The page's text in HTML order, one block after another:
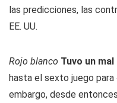
las predicciones, las
EE. UU.
Rojo blanco Tuvo un
hasta el sexto juego para
embargo, desde